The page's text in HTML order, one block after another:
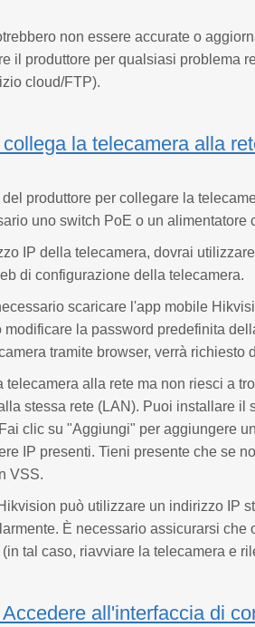
non essere accurate o
il produttore per qualsiasi problema
cloud/FTP).
la telecamera alla
produttore per collegare la
uno switch PoE o un alimentatore
IP della telecamera, dovrai
di configurazione della telecamera.
scaricare l'app mobile
la password predefinita
tramite browser, verrà
telecamera alla rete ma non riesci a
stessa rete (LAN). Puoi installare
clic su "Aggiungi" per aggiungere
IP presenti. Tieni presente che se
VSS.
può utilizzare un indirizzo IP
È necessario assicurarsi
tal caso, riavviare la telecamera e
all'interfaccia di